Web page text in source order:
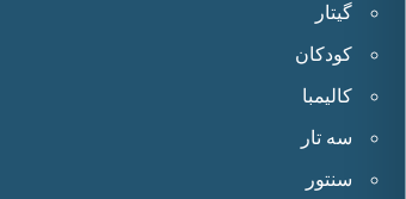
گیتار
کودکان
کالیمبا
سه تار
سنتور